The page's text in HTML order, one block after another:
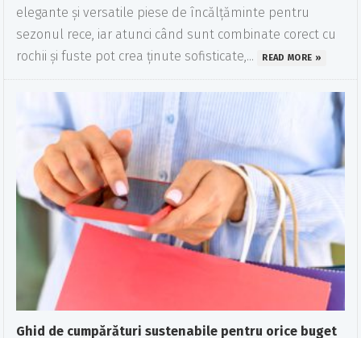
elegante și versatile piese de încălțăminte pentru
sezonul rece, iar atunci când sunt combinate corect cu
rochii și fuste pot crea ținute sofisticate,...
READ MORE »
Ghid de cumpărături sustenabile pentru orice buget